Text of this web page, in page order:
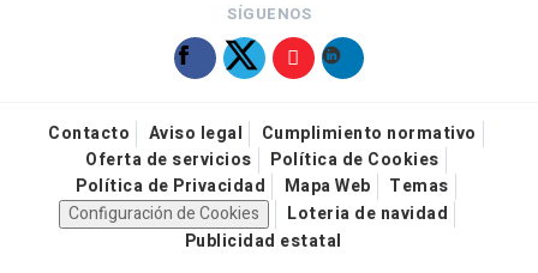
SÍGUENOS
Contacto Aviso legal
Cumplimiento normativo
Oferta de servicios
Política de Cookies
Política de Privacidad
Mapa Web
Temas
Configuración de Cookies
Loteria de navidad
Publicidad estatal